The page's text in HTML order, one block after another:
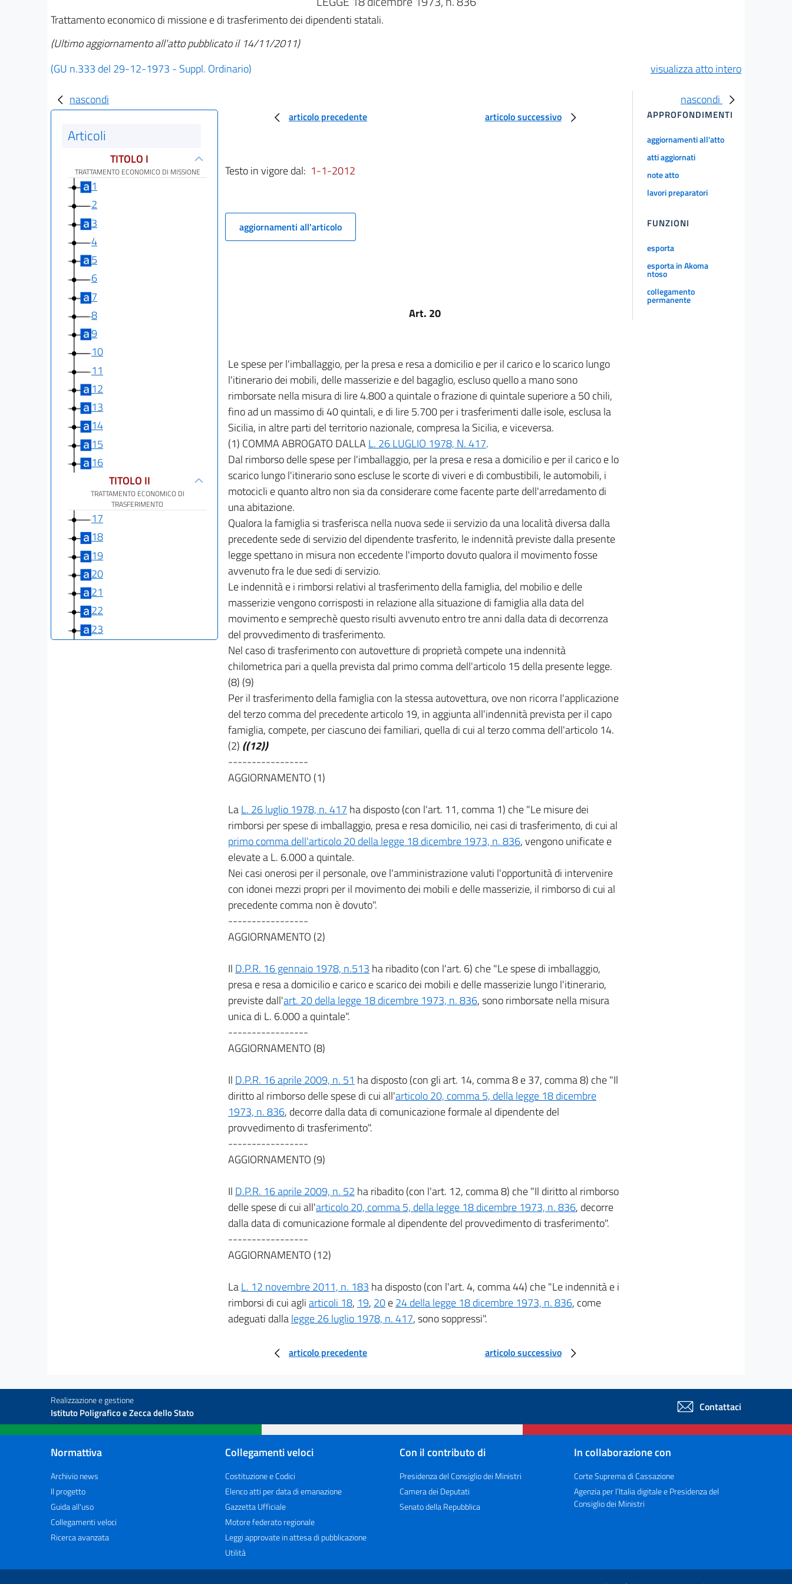
Trattamento economico di missione e di trasferimento dei dipendenti statali.
(Ultimo aggiornamento all'atto pubblicato il 14/11/2011)
(GU n.333 del 29-12-1973 - Suppl. Ordinario)
visualizza atto intero
nascondi
Articoli
TITOLO I
TRATTAMENTO ECONOMICO DI MISSIONE
1
2
3
4
5
6
7
8
9
10
11
12
13
14
15
16
TITOLO II
TRATTAMENTO ECONOMICO DI
TRASFERIMENTO
17
18
19
20
21
22
23
articolo precedente articolo successivo
Testo in vigore dal: 1-1-2012
aggiornamenti all'articolo
Art. 20
Le spese per l'imballaggio, per la presa e resa a domicilio e per il carico e lo scarico lungo
l'itinerario dei mobili, delle masserizie e del bagaglio, escluso quello a mano sono
rimborsate nella misura di lire 4.800 a quintale o frazione di quintale superiore a 50 chili,
fino ad un massimo di 40 quintali, e di lire 5.700 per i trasferimenti dalle isole, esclusa la
Sicilia, in altre parti del territorio nazionale, compresa la Sicilia, e viceversa.
(1) COMMA ABROGATO DALLA L. 26 LUGLIO 1978, N. 417.
Dal rimborso delle spese per l'imballaggio, per la presa e resa a domicilio e per il carico e lo
scarico lungo l'itinerario sono escluse le scorte di viveri e di combustibili, le automobili, i
motocicli e quanto altro non sia da considerare come facente parte dell'arredamento di
una abitazione.
Qualora la famiglia si trasferisca nella nuova sede ii servizio da una località diversa dalla
precedente sede di servizio del dipendente trasferito, le indennità previste dalla presente
legge spettano in misura non eccedente l'importo dovuto qualora il movimento fosse
avvenuto fra le due sedi di servizio.
Le indennità e i rimborsi relativi al trasferimento della famiglia, del mobilio e delle
masserizie vengono corrisposti in relazione alla situazione di famiglia alla data del
movimento e semprechè questo risulti avvenuto entro tre anni dalla data di decorrenza
del provvedimento di trasferimento.
Nel caso di trasferimento con autovetture di proprietà compete una indennità
chilometrica pari a quella prevista dal primo comma dell'articolo 15 della presente legge.
(8) (9)
Per il trasferimento della famiglia con la stessa autovettura, ove non ricorra l'applicazione
del terzo comma del precedente articolo 19, in aggiunta all'indennità prevista per il capo
famiglia, compete, per ciascuno dei familiari, quella di cui al terzo comma dell'articolo 14.
(2) ((12))
-----------------
AGGIORNAMENTO (1)
LaL. 26 luglio 1978, n. 417 ha disposto (con l'art. 11, comma 1) che "Le misure dei
rimborsi per spese di imballaggio, presa e resa domicilio, nei casi di trasferimento, di cui al
primo comma dell'articolo 20 della legge 18 dicembre 1973, n. 836, vengono unificate e
elevate a L. 6.000 a quintale.
Nei casi onerosi per il personale, ove l'amministrazione valuti l'opportunità di intervenire
con idonei mezzi propri per il movimento dei mobili e delle masserizie, il rimborso di cui al
precedente comma non è dovuto".
-----------------
AGGIORNAMENTO (2)
Il D.P.R. 16 gennaio 1978, n.513 ha ribadito (con l'art. 6) che "Le spese di imballaggio,
presa e resa a domicilio e carico e scarico dei mobili e delle masserizie lungo l'itinerario,
previste dall'art. 20 della legge 18 dicembre 1973, n. 836, sono rimborsate nella misura
unica di L. 6.000 a quintale".
-----------------
AGGIORNAMENTO (8)
Il D.P.R. 16 aprile 2009, n. 51 ha disposto (con gli art. 14, comma 8 e 37, comma 8) che "Il
diritto al rimborso delle spese di cui all'articolo 20, comma 5, della legge 18 dicembre
1973, n. 836, decorre dalla data di comunicazione formale al dipendente del
provvedimento di trasferimento".
-----------------
AGGIORNAMENTO (9)
Il D.P.R. 16 aprile 2009, n. 52 ha ribadito (con l'art. 12, comma 8) che "Il diritto al rimborso
delle spese di cui all'articolo 20, comma 5, della legge 18 dicembre 1973, n. 836, decorre
dalla data di comunicazione formale al dipendente del provvedimento di trasferimento".
-----------------
AGGIORNAMENTO (12)
LaL. 12 novembre 2011, n. 183 ha disposto (con l'art. 4, comma 44) che "Le indennità e i
rimborsi di cui agliarticoli 18, 19, 20e24 della legge 18 dicembre 1973, n. 836, come
adeguati dallalegge 26 luglio 1978, n. 417, sono soppressi".
articolo precedente articolo successivo
nascondi
APPROFONDIMENTI
aggiornamenti all'atto
atti aggiornati
note atto
lavori preparatori
FUNZIONI
esporta
esporta in Akoma
ntoso
collegamento
permanente
Realizzazione e gestione
Istituto Poligrafico e Zecca dello Stato Contattaci
Normattiva
Archivio news
Il progetto
Guida all'uso
Collegamenti veloci
Ricerca avanzata
Collegamenti veloci
Costituzione e Codici
Elenco atti per data di emanazione
Gazzetta Ufficiale
Motore federato regionale
Leggi approvate in attesa di pubblicazione
Utilità
Con il contributo di
Presidenza del Consiglio dei Ministri
Camera dei Deputati
Senato della Repubblica
In collaborazione con
Corte Suprema di Cassazione
Agenzia per l’Italia digitale e Presidenza del
Consiglio dei Ministri